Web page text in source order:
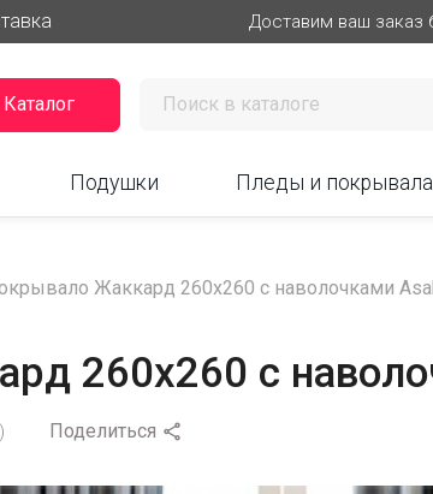
Доставим ваш заказ
Каталог
Подушки Пледы и покрывала
Жаккард 260х260 с наволочками
260х260 с
Поделиться 